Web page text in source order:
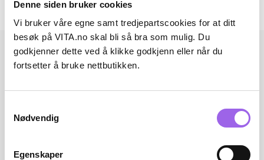
Denne siden bruker cookies
Vi bruker våre egne samt tredjepartscookies for at ditt
besøk på VITA.no skal bli så bra som mulig. Du
godkjenner dette ved å klikke godkjenn eller når du
fortsetter å bruke nettbutikken.
Nødvendig
Egenskaper